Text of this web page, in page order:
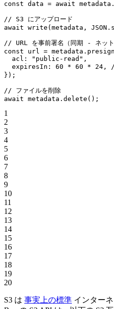
const data = await metadata.
// S3 にアップロード
await write (metadata, JSON .
// URL を事前署名（同期 - ネット
const url = metadata. presign
  acl:
"public-read" ,
  expiresIn:
60 * 60 * 24 ,
});
// ファイルを削除
await metadata. delete ();
1
2
3
4
5
6
7
8
9
10
11
12
13
14
15
16
17
18
19
20
S3 は 事実上の標準 インター